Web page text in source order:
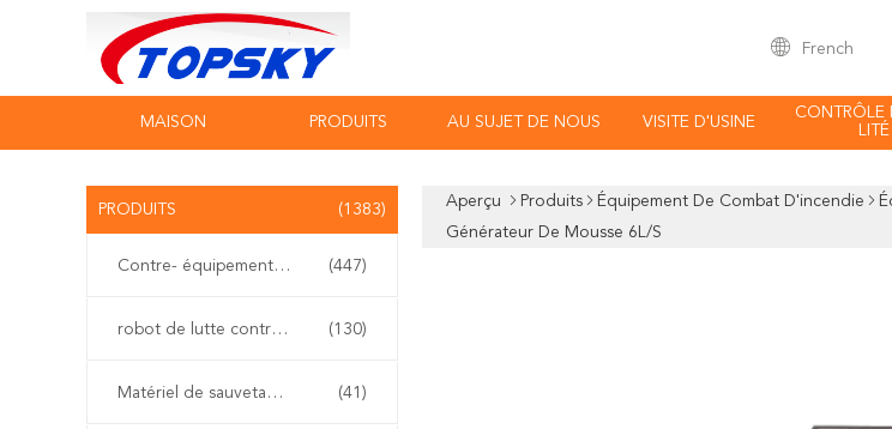
French
MAISON PRODUITS AU SUJET DE NOUS VISITE D'USINE
CONTRÔLE
LITÉ
PRODUITS (1383)
Contre- équipement de terrorisme (447)
robot de lutte contre l'incendie (130)
Matériel de sauvetage de l'eau (41)
Aperçu Produits Équipement De Combat D'incendie
Générateur De Mousse 6L/S